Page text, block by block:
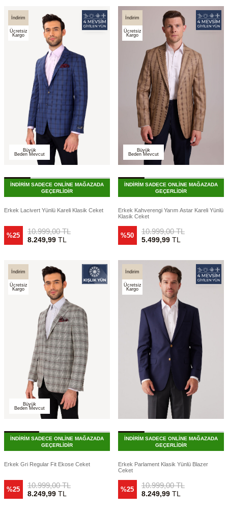
İndirim
Ücretsiz
Kargo
Büyük
Beden Mevcut
İNDİRİM SADECE ONLİNE MAĞAZADA
GEÇERLİDİR
Erkek Lacivert Yünlü Kareli Klasik Ceket
%25 10.999,00TL
8.249,99TL
İndirim
Ücretsiz
Kargo
Büyük
Beden Mevcut
İNDİRİM SADECE ONLİNE MAĞAZADA
GEÇERLİDİR
Erkek Kahverengi Yarım Astar Kareli Yünlü
Klasik Ceket
%50 10.999,00TL
5.499,99TL
İndirim
Ücretsiz
Kargo
Büyük
Beden Mevcut
İNDİRİM SADECE ONLİNE MAĞAZADA
GEÇERLİDİR
Erkek Gri Regular Fit Ekose Ceket
%25 10.999,00TL
8.249,99TL
İndirim
Ücretsiz
Kargo
İNDİRİM SADECE ONLİNE MAĞAZADA
GEÇERLİDİR
Erkek Parlament Klasik Yünlü Blazer
Ceket
%25 10.999,00TL
8.249,99TL